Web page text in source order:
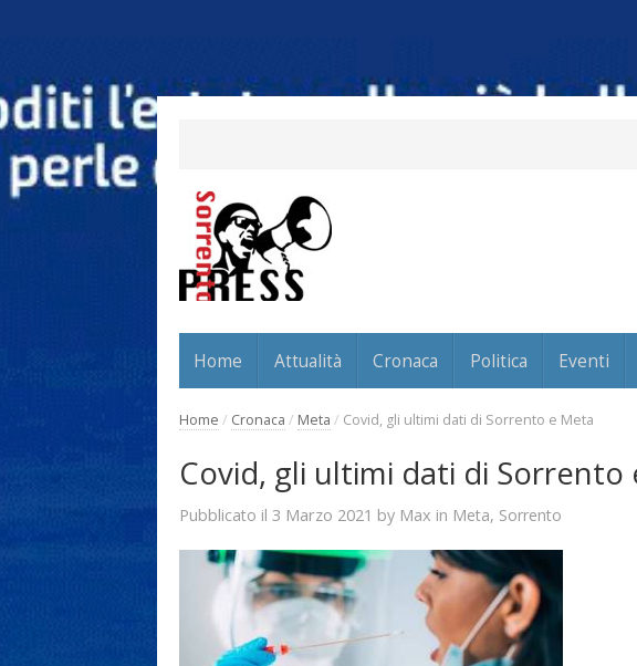
Home Attualità Cronaca Politica Eventi
Home / Cronaca / Meta / Covid, gli ultimi dati di Sorrento e Meta
Covid, gli ultimi dati di Sorrento
Pubblicato il 3 Marzo 2021 by Max in Meta, Sorrento